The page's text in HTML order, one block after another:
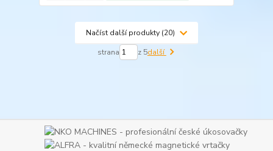
Načíst další produkty (20)
strana z 5další